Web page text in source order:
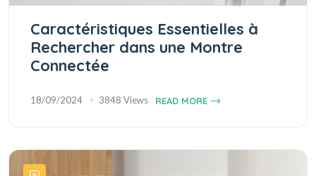
Caractéristiques Essentielles à
Rechercher dans une Montre
Connectée
18/09/2024 3848 Views READ MORE